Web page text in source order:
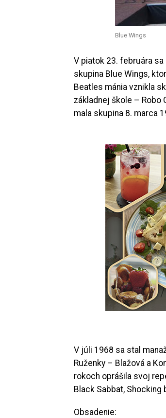
Blue Wings
V piatok 23. februára
skupina Blue Wings,
Beatles mánia vznikla
základnej škole – Robo
mala skupina 8. marca
V júli 1968 sa stal
Ruženky – Blažová a
rokoch oprášila svoj
Black Sabbat, Shocking
Obsadenie: